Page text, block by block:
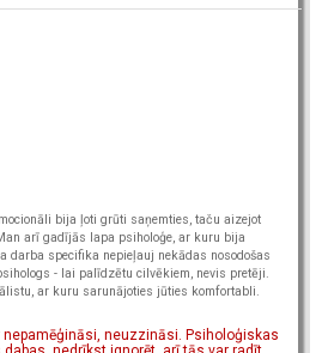
bija ļoti grūti saņemties, taču aizejot
arī gadījās lapa psiholoģe, ar kuru bija
darba specifika nepieļauj nekādas nosodošas
- lai palīdzētu cilvēkiem, nevis pretēji.
ar kuru sarunājoties jūties komfortabli.
neuzzināsi. Psiholoģiskas